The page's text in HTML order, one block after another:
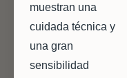
muestran una
cuidada técnica y
una gran
sensibilidad